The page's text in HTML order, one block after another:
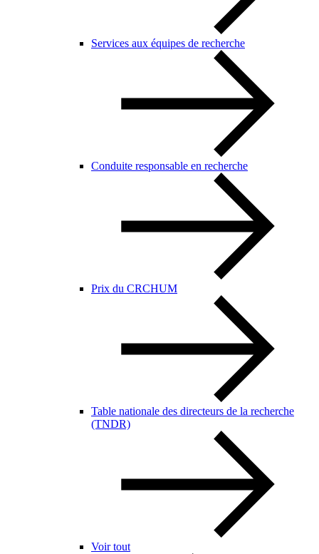
Services aux équipes de recherche
Conduite responsable en recherche
Prix du CRCHUM
Table nationale des directeurs de la recherche
(TNDR)
Voir tout